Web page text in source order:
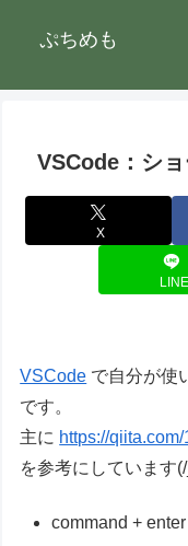
ぷちめも
VSCode：シ
X
LINE
VSCode で自分が使
です。
主に https://
を参考にしています
command +